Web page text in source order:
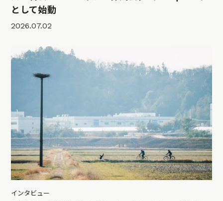
として始動
2026.07.02
インタビュー